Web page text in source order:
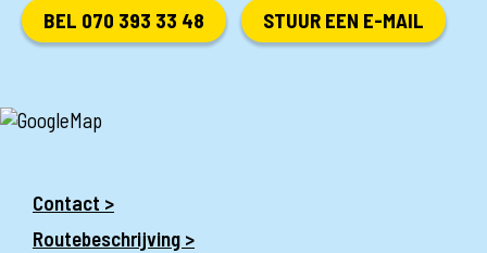
BEL 070 393 33 48 STUUR EEN E-MAIL
Contact >
Routebeschrijving >